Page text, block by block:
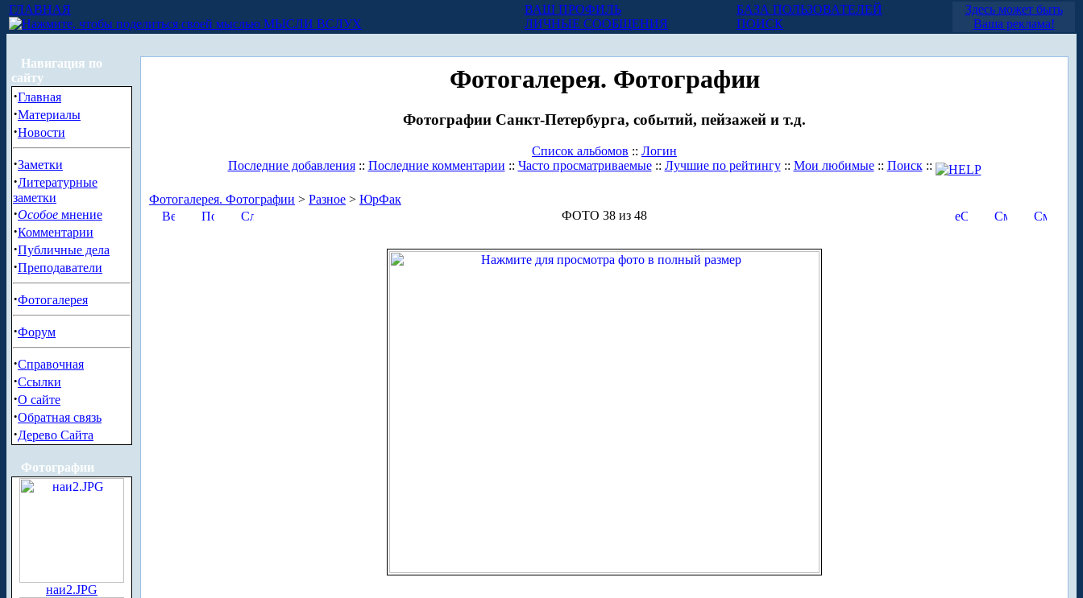
ГЛАВНАЯ
МЫСЛИ ВСЛУХ
ВАШ ПРОФИЛЬ
ЛИЧНЫЕ СООБЩЕНИЯ
БАЗА ПОЛЬЗОВАТЕЛЕЙ
ПОИСК
Здесь может быть
Ваша реклама!
Навигация по
сайту
·Главная
·Материалы
·Новости
·Заметки
·Литературные
заметки
·Особое мнение
·Комментарии
·Публичные дела
·Преподаватели
·Фотогалерея
·Форум
·Справочная
·Ссылки
·О сайте
·Обратная связь
·Дерево Сайта
Фотографии
наи2.JPG
Фотогалерея. Фотографии
Фотографии Санкт-Петербурга, событий, пейзажей и т.д.
Список альбомов :: Логин
Последние добавления:: Последние комментарии :: Часто просматриваемые:: Лучшие по рейтингу:: Мои любимые:: Поиск::
Фотогалерея. Фотографии > Разное > ЮрФак
ФОТО 38 из 48